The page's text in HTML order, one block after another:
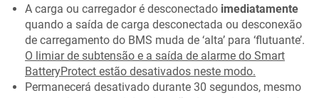
A carga ou carregador é desconectado imediatamente
quando a saída de carga desconectada ou desconexão
de carregamento do BMS muda de ‘alta’ para ‘flutuante’.
O limiar de subtensão e a saída de alarme do Smart
BatteryProtect estão desativados neste modo.
Permanecerá desativado durante 30 segundos, mesmo